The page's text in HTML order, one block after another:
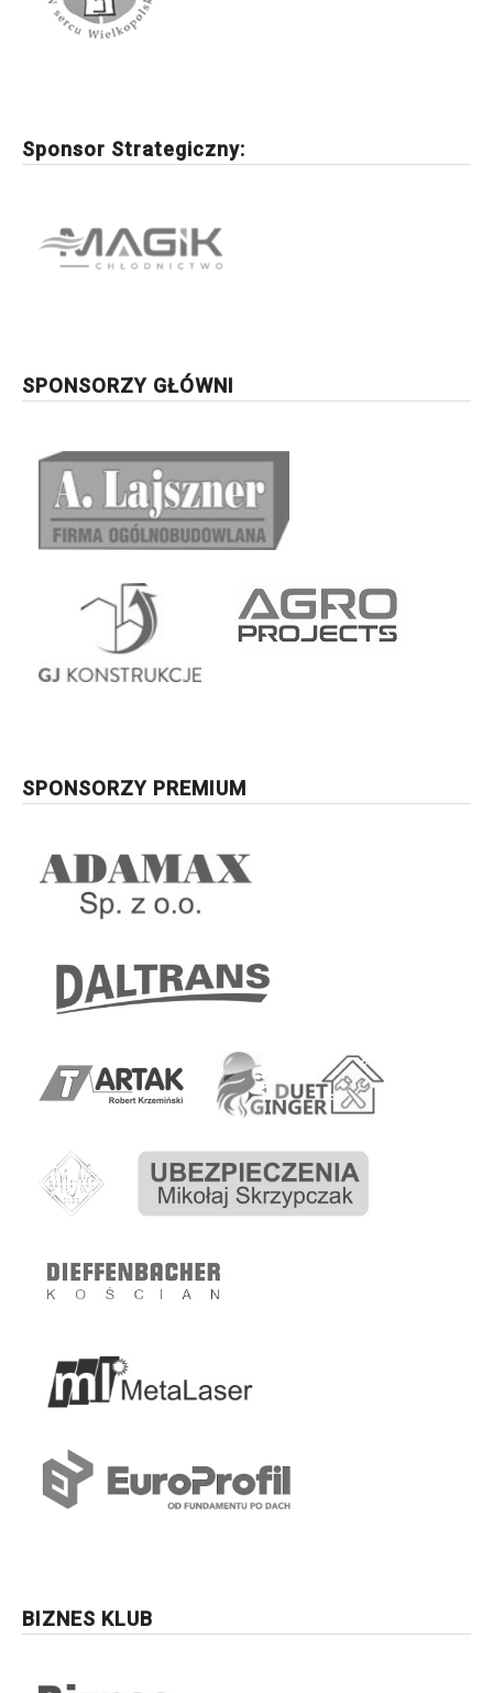
Sponsor Strategiczny:
SPONSORZY GŁÓWNI
SPONSORZY PREMIUM
BIZNES KLUB